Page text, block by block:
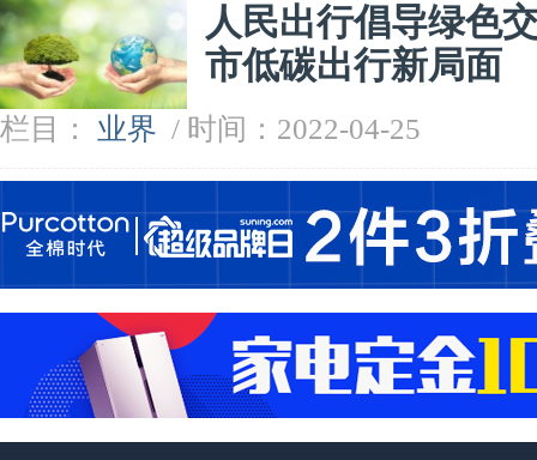
人民出行倡导绿色
市低碳出行新局面
栏目： 业界 / 时间：2022-04-25